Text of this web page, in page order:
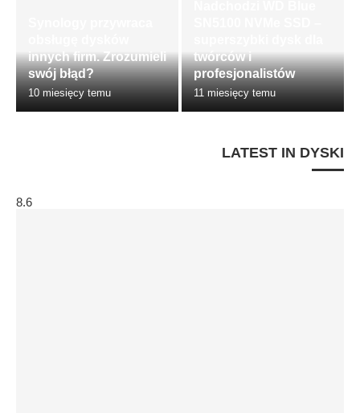
innych firm. Zrozumieli
swój błąd?
10 miesięcy temu
twórców i
profesjonalistów
11 miesięcy temu
LATEST IN DYSKI
8.6